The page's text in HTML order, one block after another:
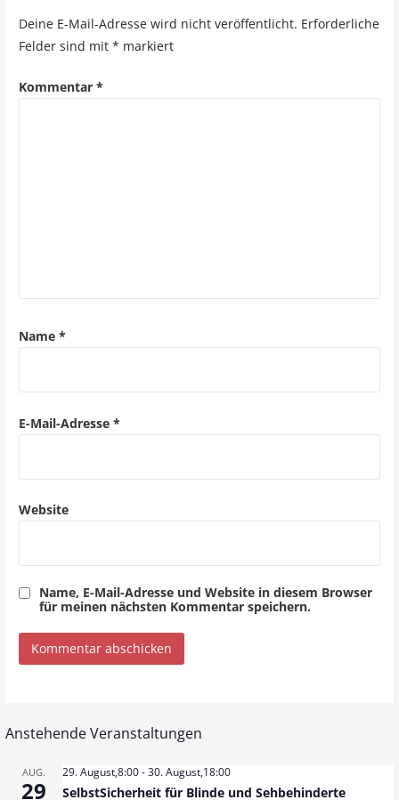
a
Deine E-Mail-Adresse wird nicht veröffentlicht. Erforderliche
Felder sind mit * markiert
Kommentar *
Name *
E-Mail-Adresse *
Website
Name, E-Mail-Adresse und Website in diesem Browser
für meinen nächsten Kommentar speichern.
Anstehende Veranstaltungen
AUG.
29
29. August,8:00-30. August,18:00
SelbstSicherheit für Blinde und Sehbehinderte